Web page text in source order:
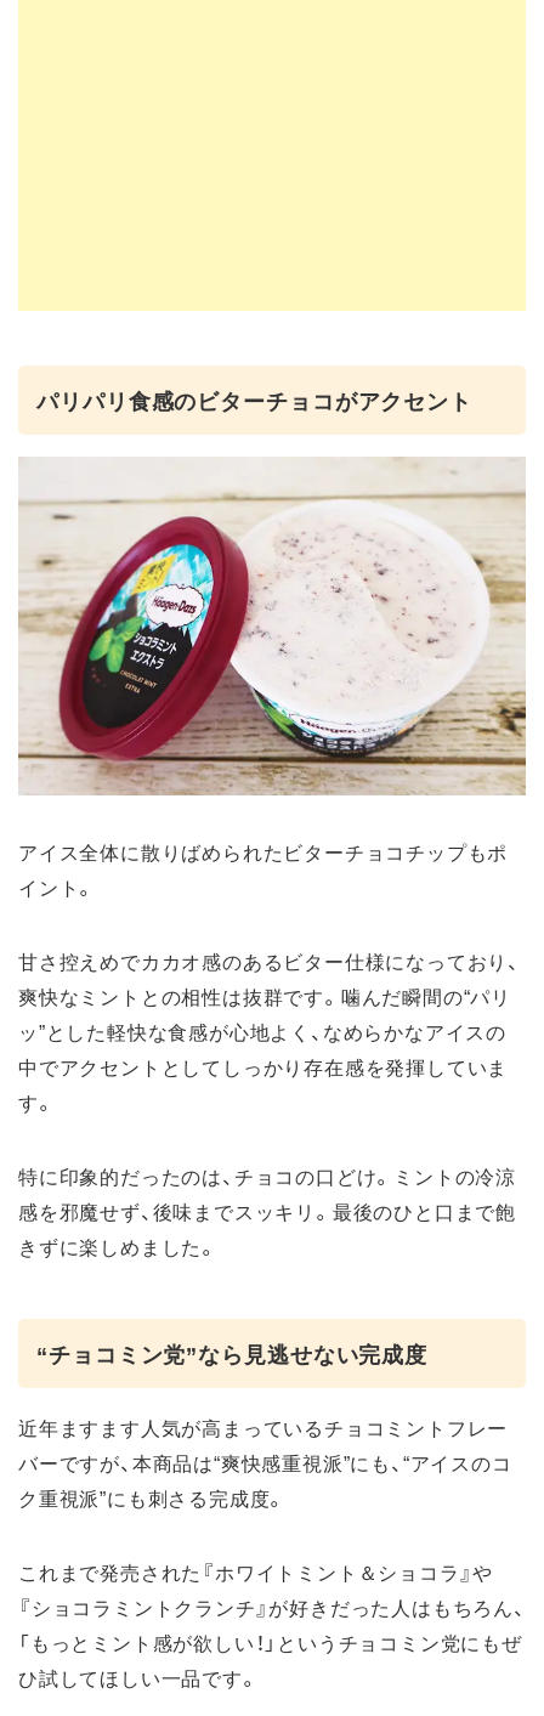
パリパリ食感のビターチョコがアクセント
アイス全体に散りばめられたビターチョコチップもポ
イント。
甘さ控えめでカカオ感のあるビター仕様になっており、
爽快なミントとの相性は抜群です。噛んだ瞬間の“パリ
ッ”とした軽快な食感が心地よく、なめらかなアイスの
中でアクセントとしてしっかり存在感を発揮していま
す。
特に印象的だったのは、チョコの口どけ。ミントの冷涼
感を邪魔せず、後味までスッキリ。最後のひと口まで飽
きずに楽しめました。
“チョコミン党”なら見逃せない完成度
近年ますます人気が高まっているチョコミントフレー
バーですが、本商品は“爽快感重視派”にも、“アイスのコ
ク重視派”にも刺さる完成度。
これまで発売された『ホワイトミント＆ショコラ』や
『ショコラミントクランチ』が好きだった人はもちろん、
「もっとミント感が欲しい！」というチョコミン党にもぜ
ひ試してほしい一品です。